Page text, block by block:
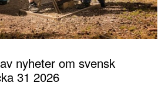
nyheter om svensk
31 2026